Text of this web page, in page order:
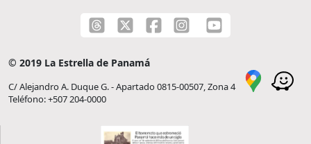
© 2019 La Estrella de Panamá
C/ Alejandro A. Duque G. - Apartado 0815-00507, Zona 4
Teléfono: +507 204-0000